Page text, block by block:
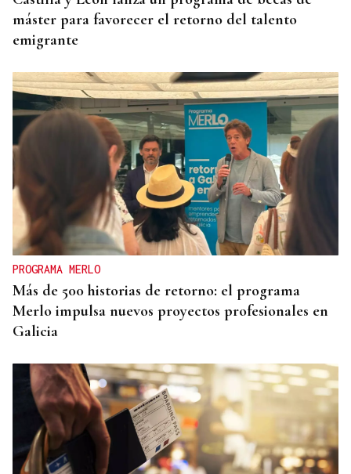
máster para favorecer el retorno del talento
emigrante
PROGRAMA MERLO
Más de 500 historias de retorno: el programa
Merlo impulsa nuevos proyectos profesionales en
Galicia